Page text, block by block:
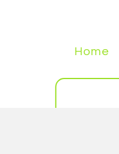
Home